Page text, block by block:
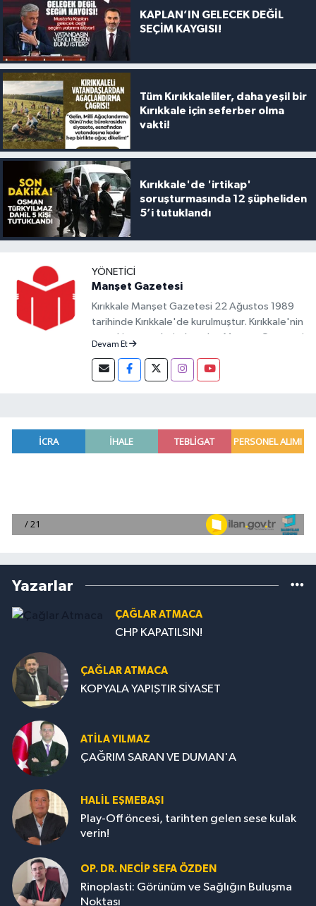
KAPLAN’IN GELECEK DEĞİL
SEÇİM KAYGISI!
Tüm Kırıkkaleliler, daha yeşil bir
Kırıkkale için seferber olma
vakti!
Kırıkkale'de 'irtikap'
soruşturmasında 12 şüpheliden
5’i tutuklandı
YÖNETICI
Manşet Gazetesi
Kırıkkale Manşet Gazetesi 22 Ağustos 1989
tarihinde Kırıkkale'de kurulmuştur. Kırıkkale'nin
en eski gazetelerinden olan Manşet Gazetesi
teknolojinin gelişimine de her daim ayak
uydurmuş ve Digital Medyada da Kırıkkale'nin
İlan Kurumuna bağlı 4 haber sitesinden
birisidir.
Devam Et
Yazarlar
ÇAĞLAR ATMACA
CHP KAPATILSIN!
ÇAĞLAR ATMACA
KOPYALA YAPIŞTIR SİYASET
ATILA YILMAZ
ÇAĞRIM SARAN VE DUMAN'A
HALIL EŞMEBAŞI
Play-Off öncesi, tarihten gelen sese kulak
verin!
OP. DR. NECIP SEFA ÖZDEN
Rinoplasti: Görünüm ve Sağlığın Buluşma
Noktası